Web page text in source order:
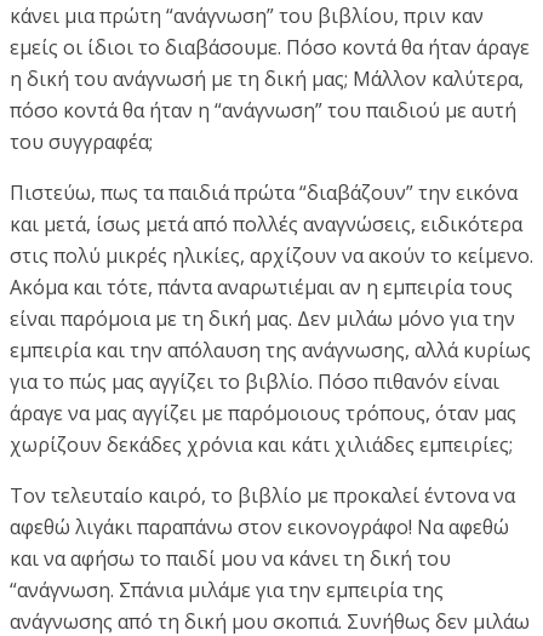
κάνει μια πρώτη “ανάγνωση” του βιβλίου, πριν καν
εμείς οι ίδιοι το διαβάσουμε. Πόσο κοντά θα ήταν άραγε
η δική του ανάγνωσή με τη δική μας; Μάλλον καλύτερα,
πόσο κοντά θα ήταν η “ανάγνωση” του παιδιού με αυτή
του συγγραφέα;
Πιστεύω, πως τα παιδιά πρώτα “διαβάζουν” την εικόνα
και μετά, ίσως μετά από πολλές αναγνώσεις, ειδικότερα
στις πολύ μικρές ηλικίες, αρχίζουν να ακούν το κείμενο.
Ακόμα και τότε, πάντα αναρωτιέμαι αν η εμπειρία τους
είναι παρόμοια με τη δική μας. Δεν μιλάω μόνο για την
εμπειρία και την απόλαυση της ανάγνωσης, αλλά κυρίως
για το πώς μας αγγίζει το βιβλίο. Πόσο πιθανόν είναι
άραγε να μας αγγίζει με παρόμοιους τρόπους, όταν μας
χωρίζουν δεκάδες χρόνια και κάτι χιλιάδες εμπειρίες;
Τον τελευταίο καιρό, το βιβλίο με προκαλεί έντονα να
αφεθώ λιγάκι παραπάνω στον εικονογράφο! Να αφεθώ
και να αφήσω το παιδί μου να κάνει τη δική του
“ανάγνωση. Σπάνια μιλάμε για την εμπειρία της
ανάγνωσης από τη δική μου σκοπιά. Συνήθως δεν μιλάω